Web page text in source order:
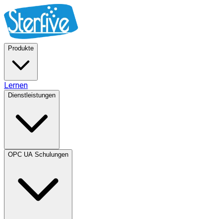
Produkte
Lernen
Dienstleistungen
OPC UA Schulungen